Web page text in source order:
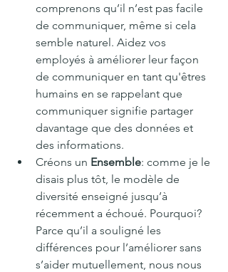
comprenons qu’il n’est pas facile
de communiquer, même si cela
semble naturel. Aidez vos
employés à améliorer leur façon
de communiquer en tant qu'êtres
humains en se rappelant que
communiquer signifie partager
davantage que des données et
des informations.
Créons un Ensemble: comme je le
disais plus tôt, le modèle de
diversité enseigné jusqu’à
récemment a échoué. Pourquoi?
Parce qu’il a souligné les
différences pour l’améliorer sans
s’aider mutuellement, nous nous